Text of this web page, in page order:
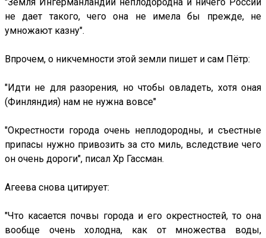
"Земля Ингерманландии неплодородна и ничего России
не дает такого, чего она не имела бы прежде, не
умножают казну".
Впрочем, о никчемности этой земли пишет и сам Пётр:
"Идти не для разорения, но чтобы овладеть, хотя оная
(Финляндия) нам не нужна вовсе"
"Окрестности города очень неплодородны, и съестные
припасы нужно привозить за сто миль, вследствие чего
он очень дороги", писал Хр Гассман.
Агеева снова цитирует:
"Что касается почвы города и его окрестностей, то она
вообще очень холодна, как от множества воды,